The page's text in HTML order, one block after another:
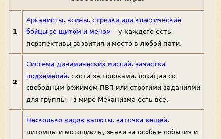
1
Арканисты, воины, стрелки или классические
бойцы со щитом и мечом – у каждого есть
перспективы развития и место в любой пати.
2
Система динамических миссий, зачистка
подземелий, охота за головами, локации со
свободным режимом ПВП или строгими заданиями
для группы – в мире Механизма есть всё.
Несколько видов валюты, заточка вещей,
питомцы и мотоциклы, знаки за особые события и